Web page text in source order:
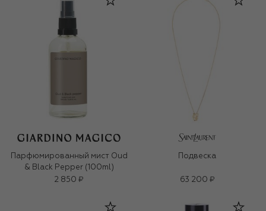
Парфюмированный мист Oud
& Black Pepper (100ml)
2 850 ₽
Подвеска
63 200 ₽